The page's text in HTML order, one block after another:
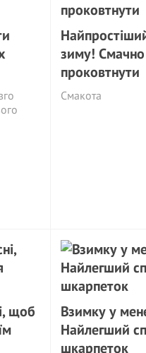
зиму!
проковтнути
Смакота
щоб
Взимку у
Найлегший
шкарпеток